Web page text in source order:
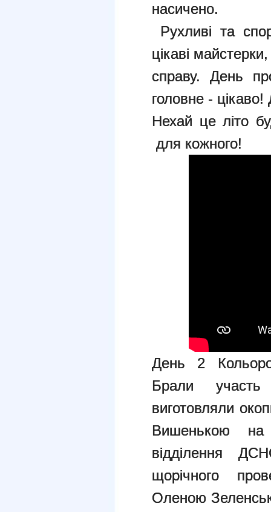
насичено.
Рухливі та
цікаві
справу. День
головне - цікаво!
Нехай це літо
для кожного!
День 2
Брали
виготовляли
Вишенькою на
відділення
щорічного
Оленою